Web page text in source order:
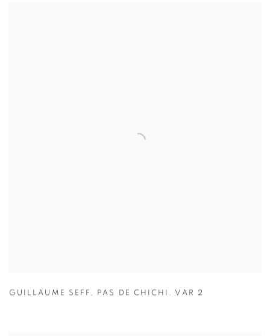
GUILLAUME SEFF , PAS DE CHICHI. VAR 2